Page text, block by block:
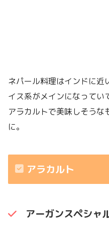
ネパール料理はインドに近
イス系がメインになってい
アラカルトで美味しそうな
に。
アラカルト
アーガンスペシャ